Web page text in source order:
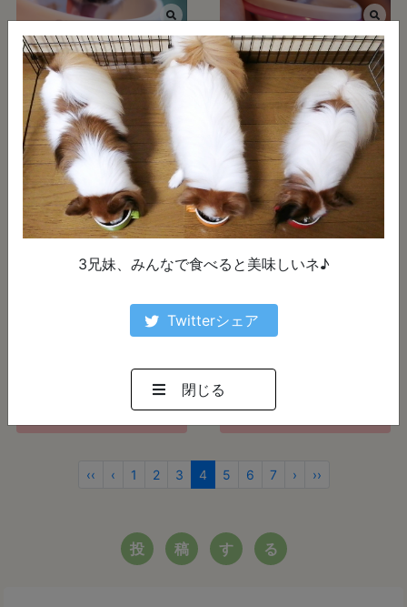
写真に一言：
ご飯に必死なララ
詳しく見る
写真に一言：
可愛い我が子
詳しく見る
美味しいですゅか？
ごはんください🍚
‹‹ ‹ 1 2 3 4 5 6 7 › ››
3兄妹、みんなで食べると美味しいネ♪
Twitterシェア
閉じる
投 稿 す る